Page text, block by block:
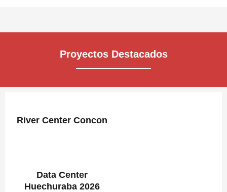
Proyectos Destacados
River Center Concon
Data Center
Huechuraba 2026